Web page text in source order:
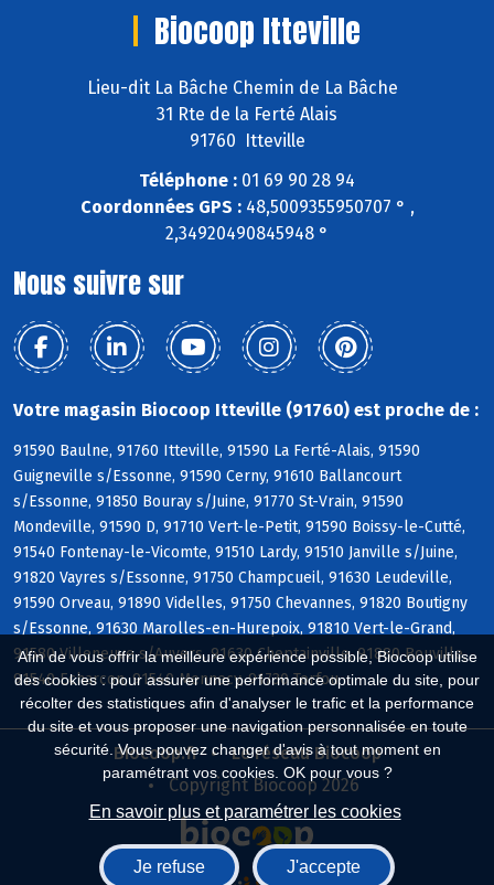
Afin de vous offrir la meilleure expérience possible, Biocoop utilise
des cookies : pour assurer une performance optimale du site, pour
récolter des statistiques afin d'analyser le trafic et la performance
du site et vous proposer une navigation personnalisée en toute
sécurité. Vous pouvez changer d'avis à tout moment en
paramétrant vos cookies. OK pour vous ?
En savoir plus et paramétrer les cookies
Je refuse J'accepte
Biocoop Itteville
Lieu-dit La Bâche Chemin de La Bâche
31 Rte de la Ferté Alais
91760 Itteville
Téléphone : 01 69 90 28 94
Coordonnées GPS :48,5009355950707 ° ,
2,34920490845948 °
Nous suivre sur
Votre magasin Biocoop Itteville (91760) est proche de :
91590 Baulne, 91760 Itteville, 91590 La Ferté-Alais, 91590
Guigneville s/Essonne, 91590 Cerny, 91610 Ballancourt
s/Essonne, 91850 Bouray s/Juine, 91770 St-Vrain, 91590
Mondeville, 91590 D, 91710 Vert-le-Petit, 91590 Boissy-le-Cutté,
91540 Fontenay-le-Vicomte, 91510 Lardy, 91510 Janville s/Juine,
91820 Vayres s/Essonne, 91750 Champcueil, 91630 Leudeville,
91590 Orveau, 91890 Videlles, 91750 Chevannes, 91820 Boutigny
s/Essonne, 91630 Marolles-en-Hurepoix, 91810 Vert-le-Grand,
91580 Villeneuve s/Auvers, 91630 Cheptainville, 91880 Bouville,
91540 Echarcon, 91540 Mennecy, 91730 Torfou
Biocoop.fr
Le réseau Biocoop
Copyright Biocoop 2026